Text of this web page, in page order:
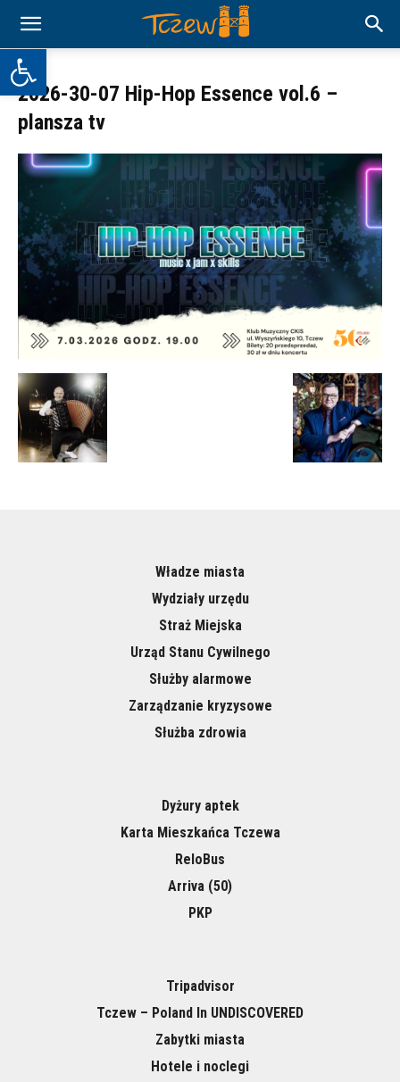
Otwórz pasek narzędzi
2026-30-07 Hip-Hop Essence vol.6 –
plansza tv
Władze miasta
Wydziały urzędu
Straż Miejska
Urząd Stanu Cywilnego
Służby alarmowe
Zarządzanie kryzysowe
Służba zdrowia
Dyżury aptek
Karta Mieszkańca Tczewa
ReloBus
Arriva (50)
PKP
Tripadvisor
Tczew – Poland In UNDISCOVERED
Zabytki miasta
Hotele i noclegi